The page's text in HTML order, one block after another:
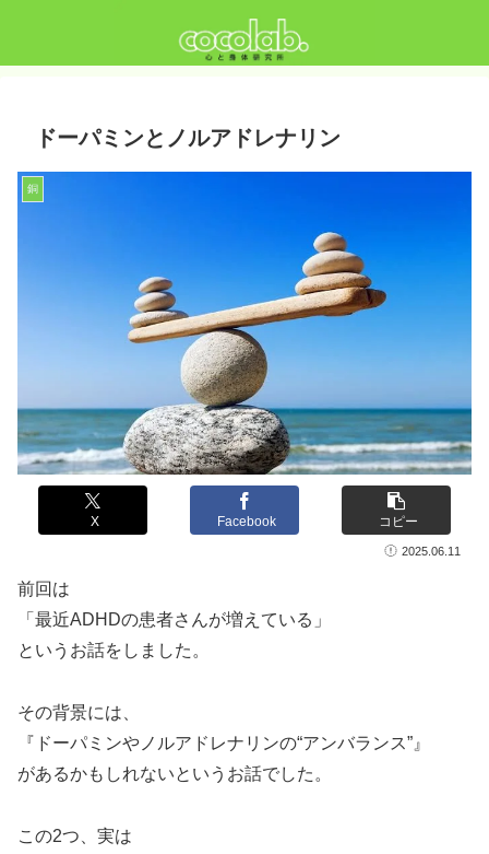
ドーパミンとノルアドレナリン
銅
X Facebook コピー
2025.06.11
前回は
「最近ADHDの患者さんが増えている」
というお話をしました。
その背景には、
『ドーパミンやノルアドレナリンの“アンバランス”』
があるかもしれないというお話でした。
この2つ、実は